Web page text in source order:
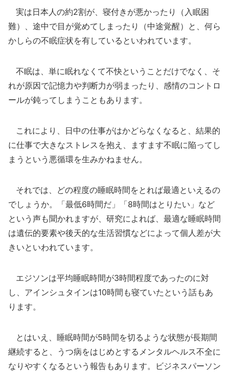
実は日本人の約2割が、寝付きが悪かったり（入眠困
難）、途中で目が覚めてしまったり（中途覚醒）と、何ら
かしらの不眠症状を有しているといわれています。
不眠は、単に眠れなくて不快ということだけでなく、そ
れが原因で記憶力や判断力が弱まったり、感情のコントロ
ールが鈍ってしまうこともあります。
これにより、日中の仕事がはかどらなくなると、結果的
に仕事で大きなストレスを抱え、ますます不眠に陥ってし
まうという悪循環を生みかねません。
それでは、どの程度の睡眠時間をとれば最適といえるの
でしょうか。「最低6時間だ」「8時間はとりたい」など
という声も聞かれますが、研究によれば、最適な睡眠時間
は遺伝的要素や後天的な生活習慣などによって個人差が大
きいといわれています。
エジソンは平均睡眠時間が3時間程度であったのに対
し、アインシュタインは10時間も寝ていたという話もあ
ります。
とはいえ、睡眠時間が5時間を切るような状態が長期間
継続すると、うつ病をはじめとするメンタルヘルス不全に
なりやすくなるという報告もあります。ビジネスパーソン